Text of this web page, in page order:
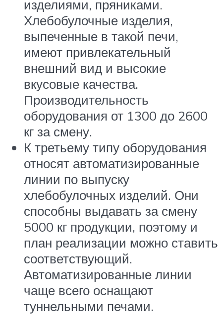
изделиями, пряниками.
Хлебобулочные изделия,
выпеченные в такой печи,
имеют привлекательный
внешний вид и высокие
вкусовые качества.
Производительность
оборудования от 1300 до 2600
кг за смену.
К третьему типу оборудования
относят автоматизированные
линии по выпуску
хлебобулочных изделий. Они
способны выдавать за смену
5000 кг продукции, поэтому и
план реализации можно ставить
соответствующий.
Автоматизированные линии
чаще всего оснащают
туннельными печами.